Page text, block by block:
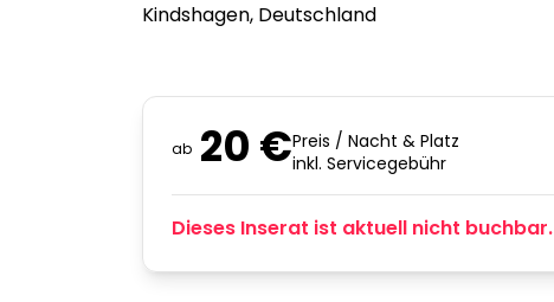
Kindshagen, Deutschland
ab 20 €Preis / Nacht & Platz
inkl. Servicegebühr
Dieses Inserat ist aktuell nicht buchbar.